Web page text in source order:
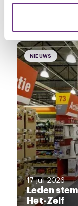
verzameld op
U kunt uw
intrekken via de
het ronde
pagina.
NIEUWS
17 juli 2026
Leden
Het-Zelf